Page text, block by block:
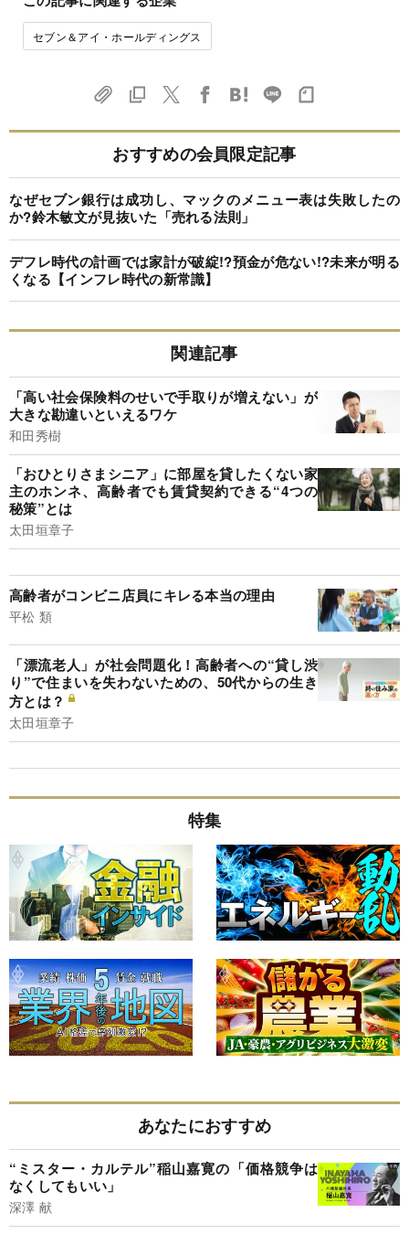
セブン＆アイ・ホールディングス
おすすめの会員限定記事
なぜセブン銀行は成功し、マックのメニュー表は失敗したの
か?鈴木敏文が見抜いた「売れる法則」
デフレ時代の計画では家計が破綻!?預金が危ない!?未来が明る
くなる【インフレ時代の新常識】
関連記事
「高い社会保険料のせいで手取りが増えない」が
大きな勘違いといえるワケ
和田秀樹
「おひとりさまシニア」に部屋を貸したくない家
主のホンネ、高齢者でも賃貸契約できる“4つの
秘策”とは
太田垣章子
高齢者がコンビニ店員にキレる本当の理由
平松 類
「漂流老人」が社会問題化！高齢者への“貸し渋
り”で住まいを失わないための、50代からの生き
方とは？
太田垣章子
特集
あなたにおすすめ
“ミスター・カルテル”稲山嘉寛の「価格競争は
なくしてもいい」
深澤 献